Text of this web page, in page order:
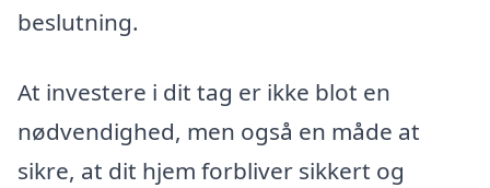
beslutning.
At investere i dit tag er ikke blot en
nødvendighed, men også en måde at
sikre, at dit hjem forbliver sikkert og